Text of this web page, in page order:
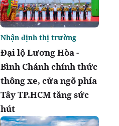
Đại lộ Lương Hòa -
Bình Chánh chính thức
thông xe, cửa ngõ phía
Tây TP.HCM tăng sức
hút
Nhận định thị trường